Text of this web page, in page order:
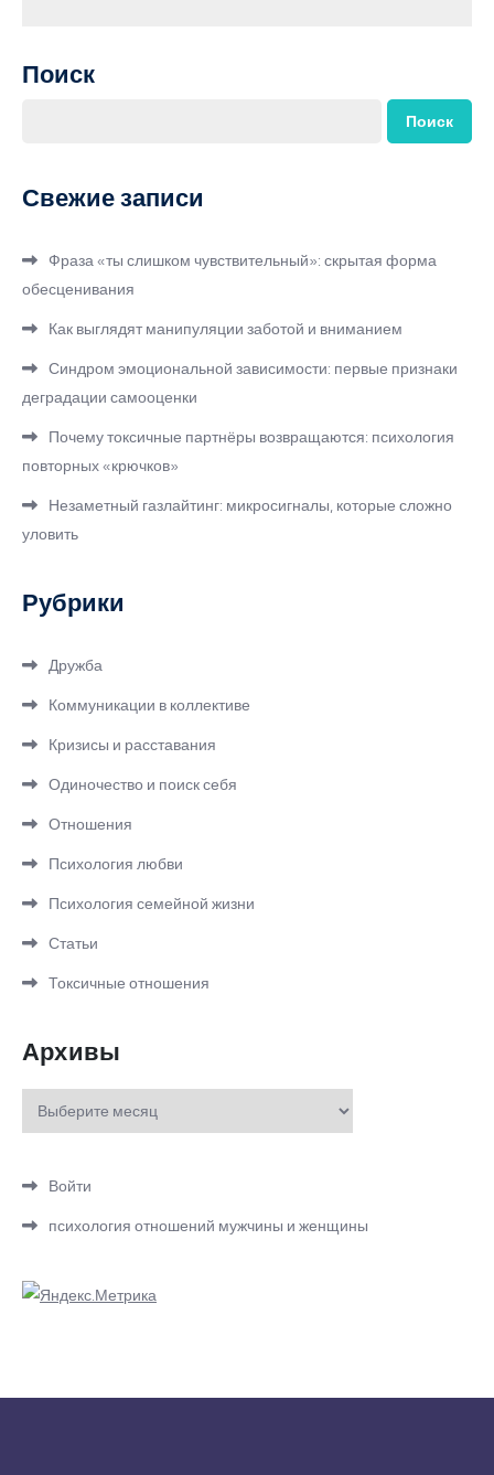
Поиск
Поиск
Свежие записи
Фраза «ты слишком чувствительный»: скрытая форма
обесценивания
Как выглядят манипуляции заботой и вниманием
Синдром эмоциональной зависимости: первые признаки
деградации самооценки
Почему токсичные партнёры возвращаются: психология
повторных «крючков»
Незаметный газлайтинг: микросигналы, которые сложно
уловить
Рубрики
Дружба
Коммуникации в коллективе
Кризисы и расставания
Одиночество и поиск себя
Отношения
Психология любви
Психология семейной жизни
Статьи
Токсичные отношения
Архивы
Архивы
Войти
психология отношений мужчины и женщины